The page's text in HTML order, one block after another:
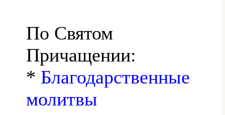
По Святом
Причащении:
* Благодарственные
молитвы